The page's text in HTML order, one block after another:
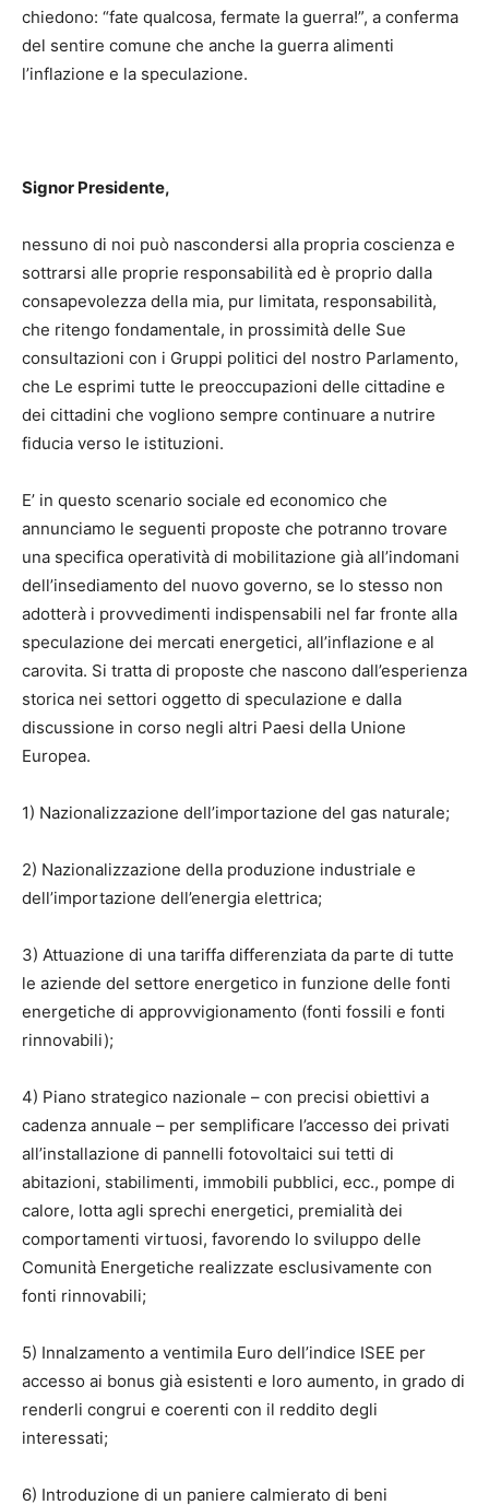
chiedono: “fate qualcosa, fermate la guerra!”, a conferma
del sentire comune che anche la guerra alimenti
l’inflazione e la speculazione.
Signor Presidente,
nessuno di noi può nascondersi alla propria coscienza e
sottrarsi alle proprie responsabilità ed è proprio dalla
consapevolezza della mia, pur limitata, responsabilità,
che ritengo fondamentale, in prossimità delle Sue
consultazioni con i Gruppi politici del nostro Parlamento,
che Le esprimi tutte le preoccupazioni delle cittadine e
dei cittadini che vogliono sempre continuare a nutrire
fiducia verso le istituzioni.
E’ in questo scenario sociale ed economico che
annunciamo le seguenti proposte che potranno trovare
una specifica operatività di mobilitazione già all’indomani
dell’insediamento del nuovo governo, se lo stesso non
adotterà i provvedimenti indispensabili nel far fronte alla
speculazione dei mercati energetici, all’inflazione e al
carovita. Si tratta di proposte che nascono dall’esperienza
storica nei settori oggetto di speculazione e dalla
discussione in corso negli altri Paesi della Unione
Europea.
1) Nazionalizzazione dell’importazione del gas naturale;
2) Nazionalizzazione della produzione industriale e
dell’importazione dell’energia elettrica;
3) Attuazione di una tariffa differenziata da parte di tutte
le aziende del settore energetico in funzione delle fonti
energetiche di approvvigionamento (fonti fossili e fonti
rinnovabili);
4) Piano strategico nazionale – con precisi obiettivi a
cadenza annuale – per semplificare l’accesso dei privati
all’installazione di pannelli fotovoltaici sui tetti di
abitazioni, stabilimenti, immobili pubblici, ecc., pompe di
calore, lotta agli sprechi energetici, premialità dei
comportamenti virtuosi, favorendo lo sviluppo delle
Comunità Energetiche realizzate esclusivamente con
fonti rinnovabili;
5) Innalzamento a ventimila Euro dell’indice ISEE per
accesso ai bonus già esistenti e loro aumento, in grado di
renderli congrui e coerenti con il reddito degli
interessati;
6) Introduzione di un paniere calmierato di beni